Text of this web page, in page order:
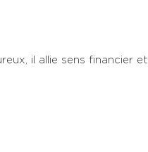
il allie sens financier et